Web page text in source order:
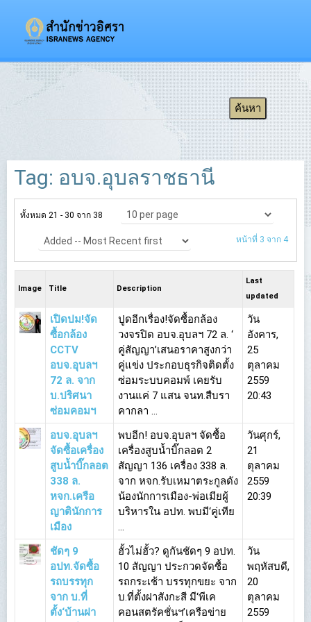
Tag: อบจ.อุบลราชธานี
ทั้งหมด 21 - 30 จาก 38
หน้าที่ 3 จาก 4
Image Title Description
Last
updated
เปิดปม!จัด
ซื้อกล้อง
CCTV
อบจ.อุบลฯ
72 ล. จาก
บ.ปริศนา
ซ่อมคอมฯ
ปูดอีกเรื่อง!จัดซื้อกล้อง
วงจรปิด อบจ.อุบลฯ 72 ล. ‘
คู่สัญญา’เสนอราคาสูงกว่า
คู่แข่ง ประกอบธุรกิจติดตั้ง
ซ่อมระบบคอมพ์ เคยรับ
งานแค่ 7 แสน จนท.สืบรา
คากลา ...
วัน
อังคาร,
25
ตุลาคม
2559
20:43
อบจ.อุบลฯ
จัดซื้อเครื่อง
สูบน้ำบิ๊กลอต
338 ล.
หจก.เครือ
ญาตินักการ
เมือง
พบอีก! อบจ.อุบลฯ จัดซื้อ
เครื่องสูบน้ำบิ๊กลอต 2
สัญญา 136 เครื่อง 338 ล.
จาก หจก.รับเหมาตระกูลดัง
น้องนักการเมือง-พ่อเมียผู้
บริหารใน อปท. พบมี‘คู่เทีย
...
วันศุกร์,
21
ตุลาคม
2559
20:39
ชัดๆ 9
อปท.จัดซื้อ
รถบรรทุก
จาก บ.ที่
ตั้ง‘บ้านฝา
ฮั้วไม่ฮั้ว? ดูกันชัดๆ 9 อปท.
10 สัญญา ประกวดจัดซื้อ
รถกระเช้า บรรทุกขยะ จาก
บ.ที่ตั้งฝาสังกะสี มี‘พีเค
คอนสตรัคชั่นฯ’เครือข่าย
วัน
พฤหัสบดี,
20
ตุลาคม
2559